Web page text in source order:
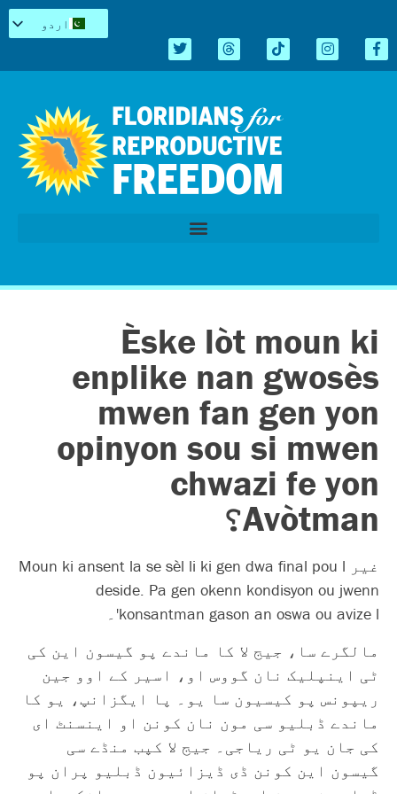
اردو
Español
简体中文
Tiếng Việt
العربية
Èske lòt moun ki
enplike nan gwosès
mwen fan gen yon
opinyon sou si mwen
chwazi fe yon
Avòtman؟
غیر Moun ki ansent la se sèl li ki gen dwa final pou l
deside. Pa gen okenn kondisyon ou jwenn
konsantman gason an oswa ou avize l'۔
مالگرے سا، جیج لا کا ماندے پو گیسون این کی
ٹی اینپلیک نان گووس او، اسیر کے اوو جین
ریپونس پو کیسیون سا یو۔ پا ایگزانپ، یو کا
ماندے ڈبلیو سی مون نان کونن او اینسنٹ ای
کی جان یو ٹی ریاجی۔ جیج لا کپب منڈے سی
گیسون این کونن ڈی ڈیزائیون ڈبلیو پران پو